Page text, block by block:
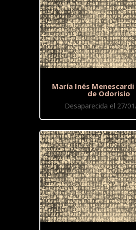
María Inés Menescardi
de Odorisio
Desaparecida el 27/